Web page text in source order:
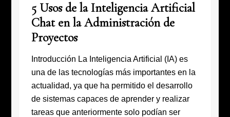
5 Usos de la Inteligencia Artificial
Chat en la Administración de
Proyectos
Introducción La Inteligencia Artificial (IA) es
una de las tecnologías más importantes en la
actualidad, ya que ha permitido el desarrollo
de sistemas capaces de aprender y realizar
tareas que anteriormente solo podían ser